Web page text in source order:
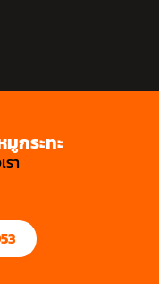
กระทะ
รา